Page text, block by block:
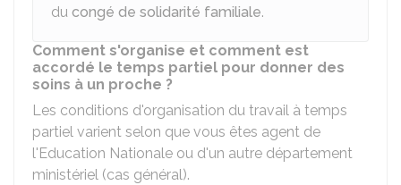
du congé de solidarité familiale.
Comment s'organise et comment est
accordé le temps partiel pour donner des
soins à un proche ?
Les conditions d'organisation du travail à temps
partiel varient selon que vous êtes agent de
l'Education Nationale ou d'un autre département
ministériel (cas général).